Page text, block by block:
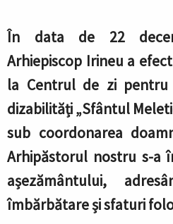
În data de 22
Arhiepiscop Irineu a
la Centrul de zi
dizabilități „Sfântul
sub coordonarea
Arhipăstorul nostru s-a
așezământului,
îmbărbătare și sfaturi